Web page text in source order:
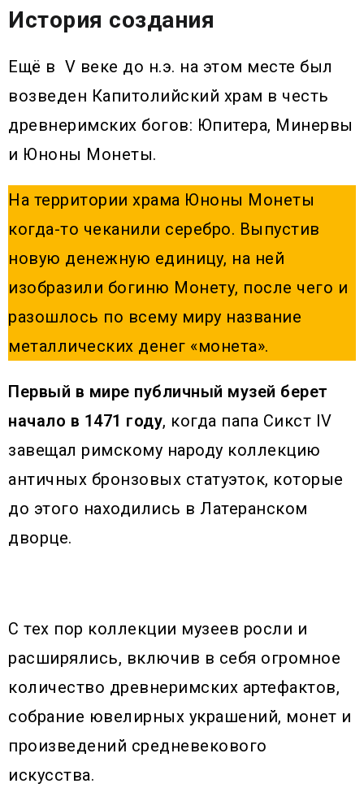
История создания
Ещё в V веке до н.э. на этом месте был
возведен Капитолийский храм в честь
древнеримских богов: Юпитера, Минервы
и Юноны Монеты.
На территории храма Юноны Монеты
когда-то чеканили серебро. Выпустив
новую денежную единицу, на ней
изобразили богиню Монету, после чего и
разошлось по всему миру название
металлических денег «монета».
Первый в мире публичный музей берет
начало в 1471 году, когда папа Сикст IV
завещал римскому народу коллекцию
античных бронзовых статуэток, которые
до этого находились в Латеранском
дворце.
С тех пор коллекции музеев росли и
расширялись, включив в себя огромное
количество древнеримских артефактов,
собрание ювелирных украшений, монет и
произведений средневекового
искусства.